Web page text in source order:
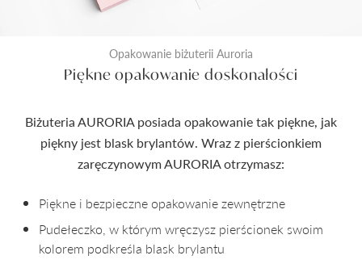
Opakowanie biżuterii Auroria
Piękne opakowanie doskonałości
Biżuteria AURORIA posiada opakowanie tak piękne, jak
piękny jest blask brylantów. Wraz z pierścionkiem
zaręczynowym AURORIA otrzymasz:
Piękne i bezpieczne opakowanie zewnętrzne
Pudełeczko, w którym wręczysz pierścionek swoim
kolorem podkreśla blask brylantu